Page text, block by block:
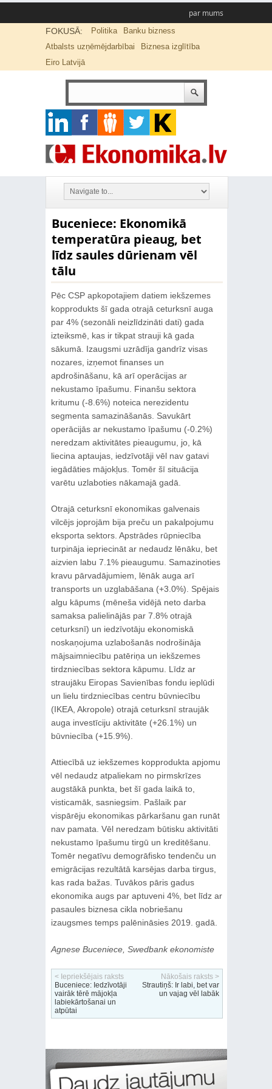
par mums
FOKUSĀ: Politika
Banku bizness
Atbalsts uzņēmējdarbībai
Biznesa izglītība
Eiro Latvijā
Buceniece: Ekonomikā
temperatūra pieaug, bet
līdz saules dūrienam vēl
tālu
Pēc CSP apkopotajiem datiem iekšzemes
kopprodukts šī gada otrajā ceturksnī auga
par 4% (sezonāli neizlīdzināti dati) gada
izteiksmē, kas ir tikpat strauji kā gada
sākumā. Izaugsmi uzrādīja gandrīz visas
nozares, izņemot finanses un
apdrošināšanu, kā arī operācijas ar
nekustamo īpašumu. Finanšu sektora
kritumu (-8.6%) noteica nerezidentu
segmenta samazināšanās. Savukārt
operācijās ar nekustamo īpašumu (‑0.2%)
neredzam aktivitātes pieaugumu, jo, kā
liecina aptaujas, iedzīvotāji vēl nav gatavi
iegādāties mājokļus. Tomēr šī situācija
varētu uzlaboties nākamajā gadā.
Otrajā ceturksnī ekonomikas galvenais
vilcējs joprojām bija preču un pakalpojumu
eksporta sektors. Apstrādes rūpniecība
turpināja iepriecināt ar nedaudz lēnāku, bet
aizvien labu 7.1% pieaugumu. Samazinoties
kravu pārvadājumiem, lēnāk auga arī
transports un uzglabāšana (+3.0%). Spējais
algu kāpums (mēneša vidējā neto darba
samaksa palielinājās par 7.8% otrajā
ceturksnī) un iedzīvotāju ekonomiskā
noskaņojuma uzlabošanās nodrošināja
mājsaimniecību patēriņa un iekšzemes
tirdzniecības sektora kāpumu. Līdz ar
straujāku Eiropas Savienības fondu ieplūdi
un lielu tirdzniecības centru būvniecību
(IKEA, Akropole) otrajā ceturksnī straujāk
auga investīciju aktivitāte (+26.1%) un
būvniecība (+15.9%).
Attiecībā uz iekšzemes kopprodukta apjomu
vēl nedaudz atpaliekam no pirmskrīzes
augstākā punkta, bet šī gada laikā to,
visticamāk, sasniegsim. Pašlaik par
vispārēju ekonomikas pārkaršanu gan runāt
nav pamata. Vēl neredzam būtisku aktivitāti
nekustamo īpašumu tirgū un kreditēšanu.
Tomēr negatīvu demogrāfisko tendenču un
emigrācijas rezultātā karsējas darba tirgus,
kas rada bažas. Tuvākos pāris gadus
ekonomika augs par aptuveni 4%, bet līdz ar
pasaules biznesa cikla nobriešanu
izaugsmes temps palēnināsies 2019. gadā.
Agnese Buceniece, Swedbank ekonomiste
< Iepriekšējais raksts
Buceniece: Iedzīvotāji
vairāk tērē mājokļa
labiekārtošanai un
atpūtai
Nākošais raksts >
Strautiņš: Ir labi, bet var
un vajag vēl labāk